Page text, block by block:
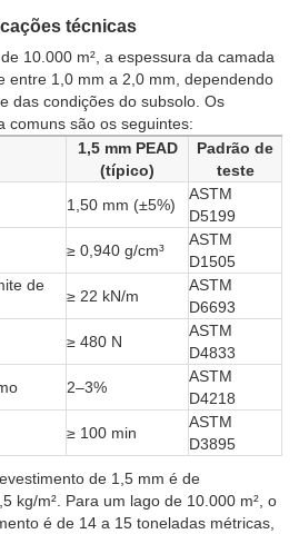
técnicas
10.000 m², a espessura da camada
entre 1,0 mm a 2,0 mm, dependendo
das condições do subsolo. Os
comuns são os seguintes:
1,5 mm PEAD
(típico)
Padrão de
teste
1,50 mm (±5%)
ASTM
D5199
≥ 0,940 g/cm³
ASTM
D1505
de
≥ 22 kN/m
ASTM
D6693
≥ 480 N
ASTM
D4833
2–3%
ASTM
D4218
≥ 100 min
ASTM
D3895
de 1,5 mm é de
kg/m². Para um lago de 10.000 m², o
é de 14 a 15 toneladas métricas,